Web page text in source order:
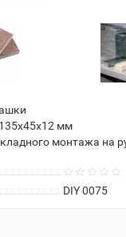
мм
монтажа на
DIY 0075